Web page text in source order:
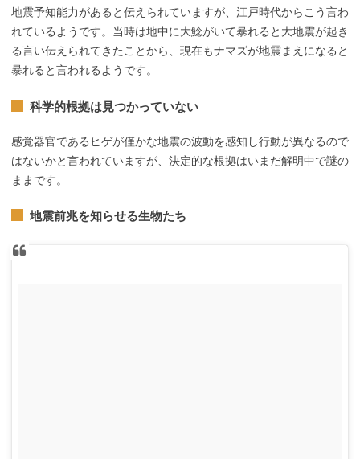
地震予知能力があると伝えられていますが、江戸時代からこう言わ
れているようです。当時は地中に大鯰がいて暴れると大地震が起き
る言い伝えられてきたことから、現在もナマズが地震まえになると
暴れると言われるようです。
科学的根拠は見つかっていない
感覚器官であるヒゲが僅かな地震の波動を感知し行動が異なるので
はないかと言われていますが、決定的な根拠はいまだ解明中で謎の
ままです。
地震前兆を知らせる生物たち